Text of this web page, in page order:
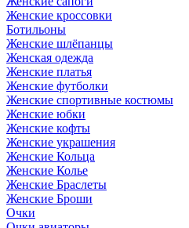
Женские кроссовки
Ботильоны
Женские шлёпанцы
Женская одежда
Женские платья
Женские футболки
Женские спортивные костюмы
Женские юбки
Женские кофты
Женские украшения
Женские Кольца
Женские Колье
Женские Браслеты
Женские Броши
Очки